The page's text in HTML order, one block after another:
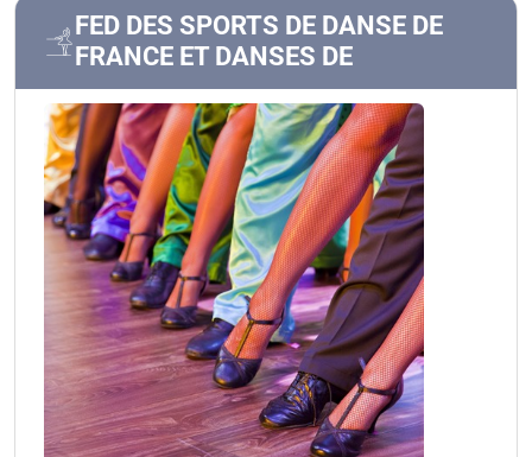
FED DES SPORTS DE DANSE DE
FRANCE ET DANSES DE